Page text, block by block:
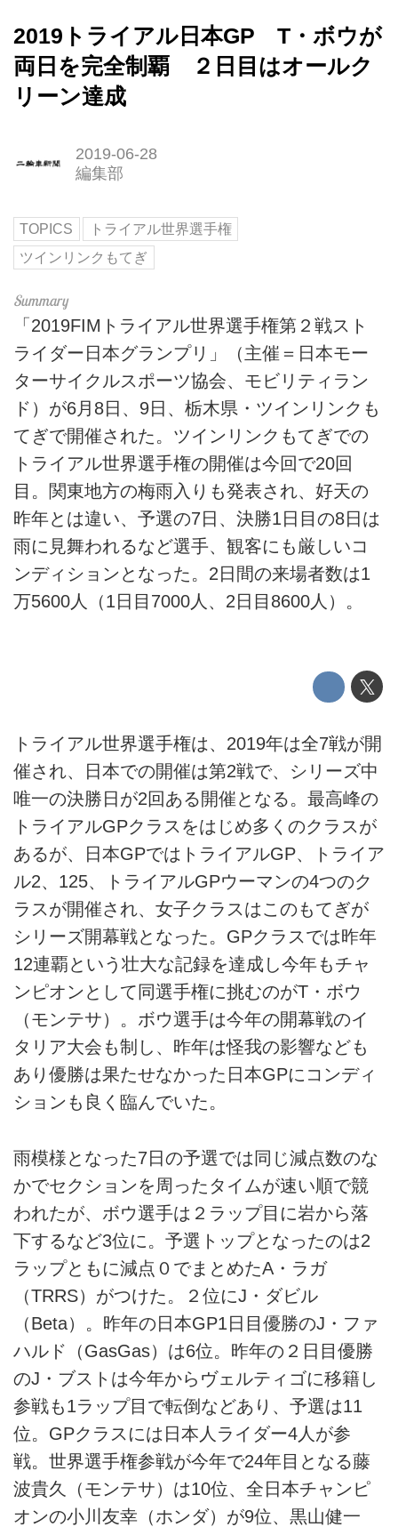
2019トライアル日本GP T・ボウが
両日を完全制覇 ２日目はオールク
リーン達成
2019-06-28
編集部
TOPICS
トライアル世界選手権
ツインリンクもてぎ
「2019FIMトライアル世界選手権第２戦スト
ライダー日本グランプリ」（主催＝日本モー
ターサイクルスポーツ協会、モビリティラン
ド）が6月8日、9日、栃木県・ツインリンクも
てぎで開催された。ツインリンクもてぎでの
トライアル世界選手権の開催は今回で20回
目。関東地方の梅雨入りも発表され、好天の
昨年とは違い、予選の7日、決勝1日目の8日は
雨に見舞われるなど選手、観客にも厳しいコ
ンディションとなった。2日間の来場者数は1
万5600人（1日目7000人、2日目8600人）。
トライアル世界選手権は、2019年は全7戦が開
催され、日本での開催は第2戦で、シリーズ中
唯一の決勝日が2回ある開催となる。最高峰の
トライアルGPクラスをはじめ多くのクラスが
あるが、日本GPではトライアルGP、トライア
ル2、125、トライアルGPウーマンの4つのク
ラスが開催され、女子クラスはこのもてぎが
シリーズ開幕戦となった。GPクラスでは昨年
12連覇という壮大な記録を達成し今年もチャ
ンピオンとして同選手権に挑むのがT・ボウ
（モンテサ）。ボウ選手は今年の開幕戦のイ
タリア大会も制し、昨年は怪我の影響なども
あり優勝は果たせなかった日本GPにコンディ
ションも良く臨んでいた。
雨模様となった7日の予選では同じ減点数のな
かでセクションを周ったタイムが速い順で競
われたが、ボウ選手は２ラップ目に岩から落
下するなど3位に。予選トップとなったのは2
ラップともに減点０でまとめたA・ラガ
（TRRS）がつけた。２位にJ・ダビル
（Beta）。昨年の日本GP1日目優勝のJ・ファ
ハルド（GasGas）は6位。昨年の２日目優勝
のJ・ブストは今年からヴェルティゴに移籍し
参戦も1ラップ目で転倒などあり、予選は11
位。GPクラスには日本人ライダー4人が参
戦。世界選手権参戦が今年で24年目となる藤
波貴久（モンテサ）は10位、全日本チャンピ
オンの小川友幸（ホンダ）が9位、黒山健一